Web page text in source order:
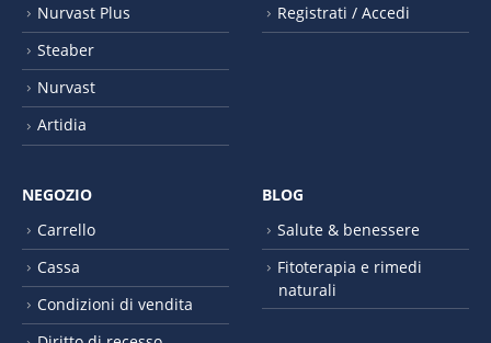
Nurvast Plus
Steaber
Nurvast
Artidia
Registrati / Accedi
NEGOZIO
Carrello
Cassa
Condizioni di vendita
BLOG
Salute & benessere
Fitoterapia e rimedi
naturali